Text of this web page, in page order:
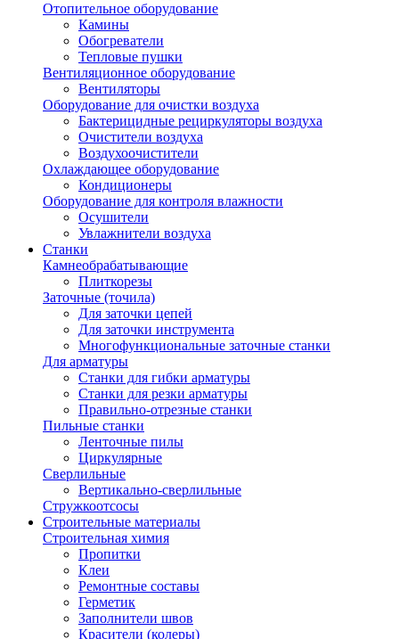
Отопительное оборудование
Камины
Обогреватели
Тепловые пушки
Вентиляционное оборудование
Вентиляторы
Оборудование для очистки воздуха
Бактерицидные рециркуляторы воздуха
Очистители воздуха
Воздухоочистители
Охлаждающее оборудование
Кондиционеры
Оборудование для контроля влажности
Осушители
Увлажнители воздуха
Станки
Камнеобрабатывающие
Плиткорезы
Заточные (точила)
Для заточки цепей
Для заточки инструмента
Многофункциональные заточные станки
Для арматуры
Станки для гибки арматуры
Станки для резки арматуры
Правильно-отрезные станки
Пильные станки
Ленточные пилы
Циркулярные
Сверлильные
Вертикально-сверлильные
Стружкоотсосы
Строительные материалы
Строительная химия
Пропитки
Клеи
Ремонтные составы
Герметик
Заполнители швов
Красители (колеры)